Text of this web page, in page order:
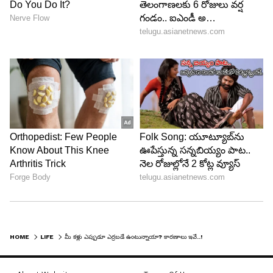
ముక్కుకు సంబంధించిన అలెర్జీలతో ఇబ్బంది పడేవారు
ముక్కు ద్వారా దుమ్ము, దూళి, పెంపుడు జంతువుల
వెంట్రుకలను పీల్చడం. ఈ అలెర్జీల వల్ల కూడా కండ్లు ఎర్రగా
మారతాయి. అలాగే కళ్లలో మంట, దురద వంటి సమస్యలు
కూడా వస్తాయి.
5
6
HOME LIFE మీ కళ్లు ఎప్పుడూ ఎర్రబడే ఉంటున్నాయా? కారణాలు ఇవే..!